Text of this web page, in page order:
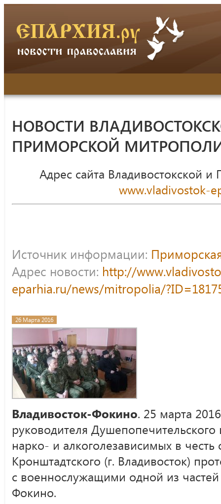
НОВОСТИ
ПРИМОРСКОЙ
Адрес сайта Владивостокской
www.vladivostok-
Источник информации:
Адрес новости: http://
eparhia.ru/news/mitropolia/
26 Марта 2016
Владивосток-Фокино. 25 марта
руководителя
нарко- и алкоголезависимых в
Кронштадтского (г. Владивосток)
с военнослужащими одной из
Фокино.